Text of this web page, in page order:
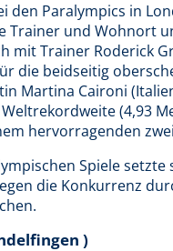
den Paralympics in
Trainer und Wohnort
mit Trainer Roderick
die beidseitig
Martina Caironi
(4,93
hervorragenden
Spiele setzte
die Konkurrenz
)